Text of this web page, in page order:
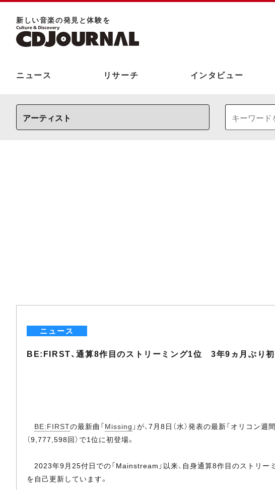
新しい⾳楽の発⾒と体験を
ニュース リサーチ インタビュー
ニュース
BE:FIRST、通算8作目のストリーミング1位 3年9ヵ月ぶり
BE:FIRSTの最新曲「Missing 」が、7月8日（水）発表の最新「オリコン
（9,777,598回）で1位に初登場。
2023年9月25付日での「Mainstream」以来、自身通算8作目のストリー
を自己更新しています。